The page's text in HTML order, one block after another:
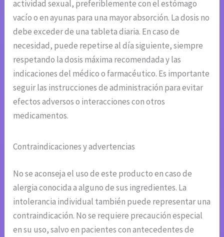
actividad sexual, preferiblemente con el estómago
vacío o en ayunas para una mayor absorción. La dosis no
debe exceder de una tableta diaria. En caso de
necesidad, puede repetirse al día siguiente, siempre
respetando la dosis máxima recomendada y las
indicaciones del médico o farmacéutico. Es importante
seguir las instrucciones de administración para evitar
efectos adversos o interacciones con otros
medicamentos.
Contraindicaciones y advertencias
No se aconseja el uso de este producto en caso de
alergia conocida a alguno de sus ingredientes. La
intolerancia individual también puede representar una
contraindicación. No se requiere precaución especial
en su uso, salvo en pacientes con antecedentes de